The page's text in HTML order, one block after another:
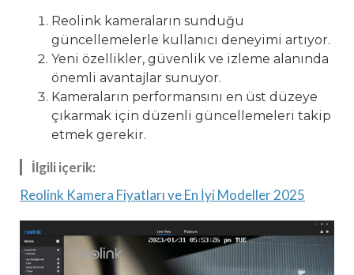
Reolink kameraların sunduğu
güncellemelerle kullanıcı deneyimi artıyor.
Yeni özellikler, güvenlik ve izleme alanında
önemli avantajlar sunuyor.
Kameraların performansını en üst düzeye
çıkarmak için düzenli güncellemeleri takip
etmek gerekir.
İlgili içerik:
Reolink Kamera Fiyatları ve En İyi Modeller 2025